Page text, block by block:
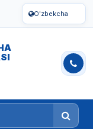
O'zbekcha